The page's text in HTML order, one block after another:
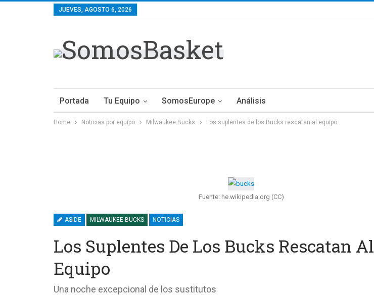
JUEVES, AGOSTO 6, 2026
Portada Tu Equipo SomosEurope Análisis
Home Noticias por equipo Milwaukee Bucks Los suplentes de los Bucks rescatan al equipo
Fuente: he.wikipedia.org (CC)
ASIDE MILWAUKEE BUCKS NOTICIAS
Los Suplentes De Los Bucks Rescatan Al
Equipo
Una noche excepcional de los sustitutos